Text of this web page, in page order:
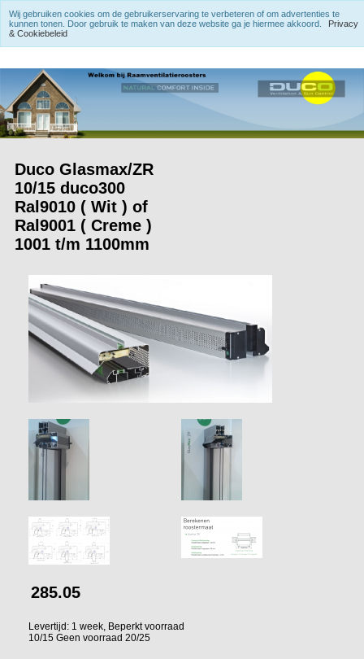
Duco Glasmax/ZR
10/15 duco300
Ral9010 ( Wit ) of
Ral9001 ( Creme )
1001 t/m 1100mm
285.05
Levertijd: 1 week, Beperkt voorraad
10/15 Geen voorraad 20/25
Wij gebruiken cookies om de gebruikerservaring te verbeteren of om advertenties te
kunnen tonen. Door gebruik te maken van deze website ga je hiermee akkoord.
Privacy
& Cookiebeleid